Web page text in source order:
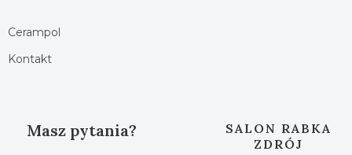
Cerampol
Kontakt
Masz pytania?
SALON RABKA
ZDRÓJ